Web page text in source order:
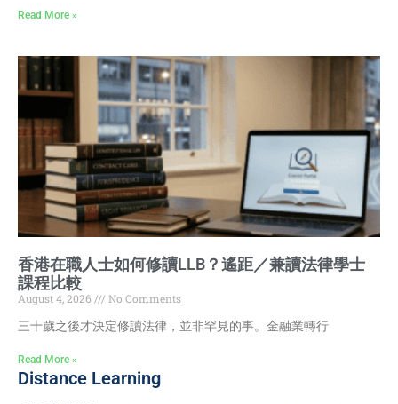
Read More »
香港在職人士如何修讀LLB？遙距／兼讀法律學士
課程比較
August 4, 2026
No Comments
三十歲之後才決定修讀法律，並非罕見的事。金融業轉行
Read More »
Distance Learning